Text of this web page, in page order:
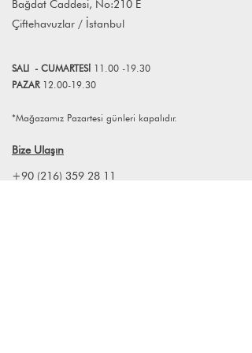
kuvvetlendiriyor.
Farklı adet siparişleriniz için
Bağdat Caddesi, No:210 E
Çiftehavuzlar / İstanbul
SALI - CUMARTESİ 11.00 -19.30
PAZAR 12.00-19.30
*Mağazamız Pazartesi günleri kapalıdır.
Bize Ulaşın
+90 (216) 359 28 11